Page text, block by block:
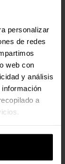
personalizar
de redes
web con
y análisis
a
detalles